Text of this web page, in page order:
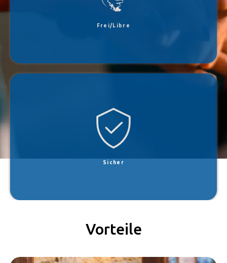
Frei/Libre
unter GNU GPLv3 oder höher lizenziert ist.
Sicher
Wir verwenden für die gesamte Kommunikation eine hochmoderne Ende-zu-Ende-
Verschlüsselung mit Perfect Forward Secrecy und erfüllen den X.509-Standard.
Vorteile